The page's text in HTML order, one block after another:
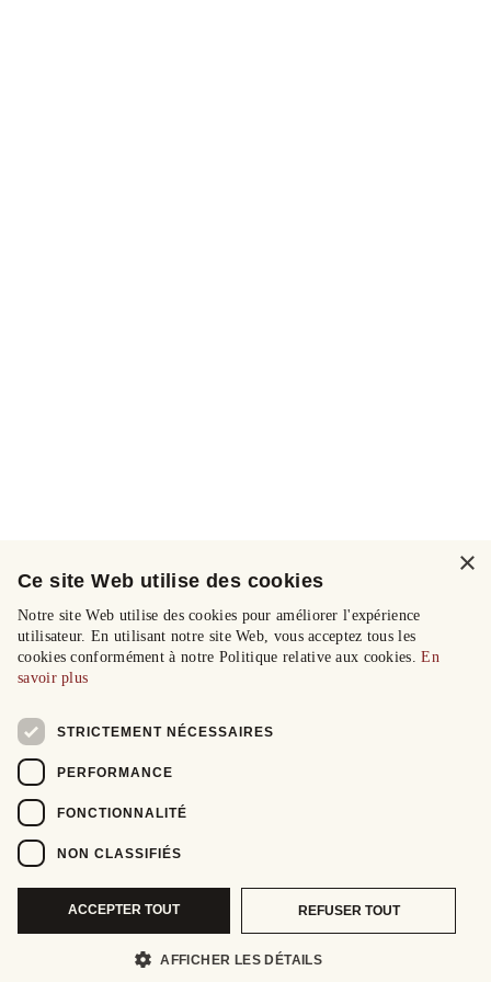
×
Ce site Web utilise des cookies
Notre site Web utilise des cookies pour améliorer l'expérience
utilisateur. En utilisant notre site Web, vous acceptez tous les
cookies conformément à notre Politique relative aux cookies.En
savoir plus
STRICTEMENT NÉCESSAIRES
PERFORMANCE
FONCTIONNALITÉ
NON CLASSIFIÉS
ACCEPTER TOUT REFUSER TOUT
AFFICHER LES DÉTAILS